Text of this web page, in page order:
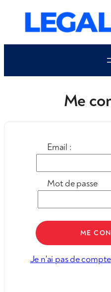
contenu
Me
Email :
Mot de passe
Je n'ai pas de compte